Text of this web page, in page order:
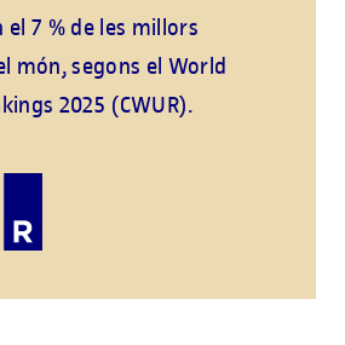
el 7 % de les millors
món, segons el World
2025 (CWUR).